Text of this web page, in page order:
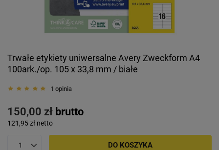
Trwałe etykiety uniwersalne Avery Zweckform A4
100ark./op. 105 x 33,8 mm / białe
1 opinia
150,00 zł brutto
121,95 zł netto
DO KOSZYKA